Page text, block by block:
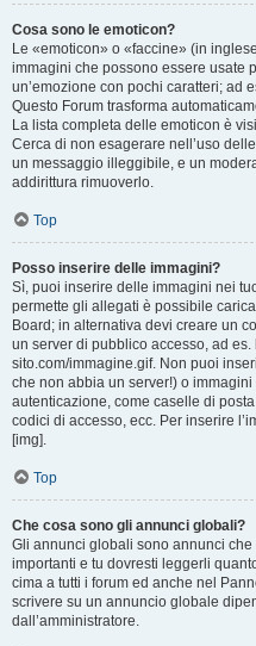
Cosa sono le emoticon?
Le «emoticon» o «faccine» (in
immagini che possono essere usate
un’emozione con pochi caratteri; ad
Questo Forum trasforma
La lista completa delle emoticon è
Cerca di non esagerare nell’uso
un messaggio illeggibile, e un
addirittura rimuoverlo.
Top
Posso inserire delle immagini?
Sì, puoi inserire delle immagini nei
permette gli allegati è possibile
Board; in alternativa devi creare un
un server di pubblico accesso, ad
sito.com/immagine.gif. Non puoi
che non abbia un server!) o
autenticazione, come caselle di
codici di accesso, ecc. Per inserire
[img].
Top
Che cosa sono gli annunci globali?
Gli annunci globali sono annunci
importanti e tu dovresti leggerli
cima a tutti i forum ed anche nel
scrivere su un annuncio globale
dall’amministratore.